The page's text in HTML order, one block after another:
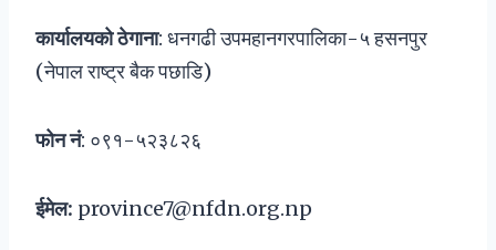
कार्यालयको ठेगाना: धनगढी उपमहानगरपालिका-५ हसनपुर
(नेपाल राष्ट्र बैक पछाडि)
फोन नं: ०९१-५२३८२६
ईमेल: province7@nfdn.org.np